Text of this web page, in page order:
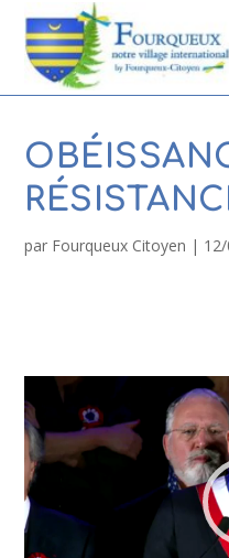
par Fourqueux Citoyen |
Lecteur
vidéo